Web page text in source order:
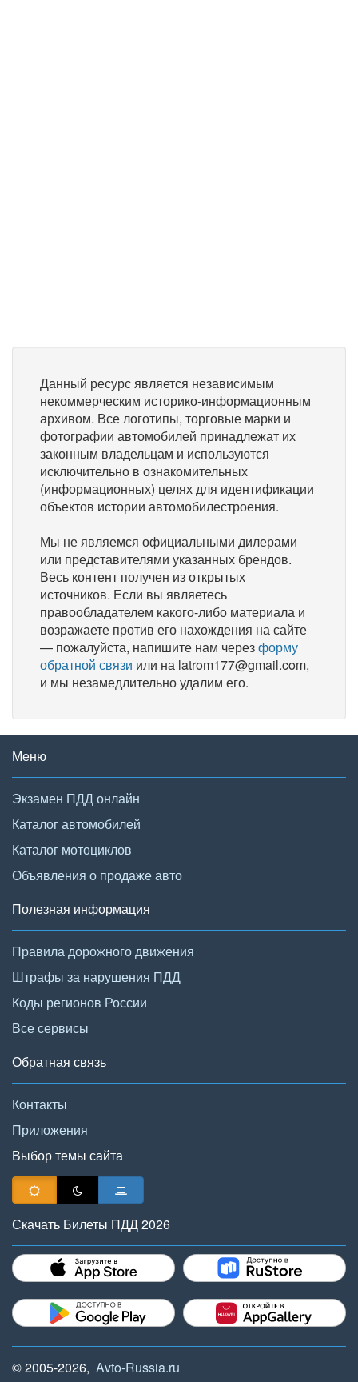
Данный ресурс является независимым
некоммерческим историко-информационным
архивом. Все логотипы, торговые марки и
фотографии автомобилей принадлежат их
законным владельцам и используются
исключительно в ознакомительных
(информационных) целях для идентификации
объектов истории автомобилестроения.
Мы не являемся официальными дилерами
или представителями указанных брендов.
Весь контент получен из открытых
источников. Если вы являетесь
правообладателем какого-либо материала и
возражаете против его нахождения на сайте
— пожалуйста, напишите нам черезформу
обратной связи или на latrom177@gmail.com,
и мы незамедлительно удалим его.
Меню
Экзамен ПДД онлайн
Каталог автомобилей
Каталог мотоциклов
Объявления о продаже авто
Полезная информация
Правила дорожного движения
Штрафы за нарушения ПДД
Коды регионов России
Все сервисы
Обратная связь
Контакты
Приложения
Выбор темы сайта
Скачать Билеты ПДД 2026
© 2005-2026, Avto-Russia.ru